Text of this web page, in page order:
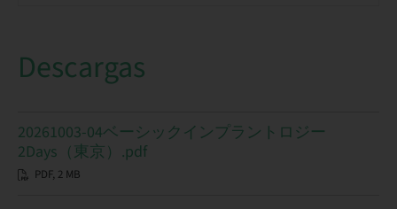
Descargas
20261003-04ベーシックインプラントロジー
2Days（東京）.pdf
PDF, 2 MB